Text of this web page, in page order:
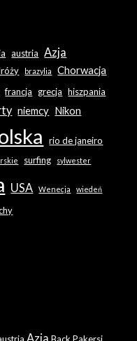
austria Azja
brazylia Chorwacja
francja grecja hiszpania
niemcy Nikon
rio de janeiro
surfing sylwester
USA Wenecja wiedeń
Azja